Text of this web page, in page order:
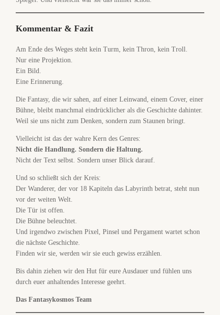
Kommentar & Fazit
Am Ende des Weges steht kein Turm, kein Thron, kein Troll.
Nur eine Projektion.
Ein Bild.
Eine Erinnerung.
Die Fantasy, die wir sahen, auf einer Leinwand, einem Cover, einer
Bühne, bleibt manchmal eindrücklicher als die Geschichte dahinter.
Weil sie uns nicht zum Denken, sondern zum Staunen bringt.
Vielleicht ist das der wahre Kern des Genres:
Nicht die Handlung. Sondern die Haltung.
Nicht der Text selbst. Sondern unser Blick darauf.
Und so schließt sich der Kreis:
Der Wanderer, der vor 18 Kapiteln das Labyrinth betrat, steht nun
vor der weiten Welt.
Die Tür ist offen.
Die Bühne beleuchtet.
Und irgendwo zwischen Pixel, Pinsel und Pergament wartet schon
die nächste Geschichte.
Finden wir sie, werden wir sie euch gewiss erzählen.
Bis dahin ziehen wir den Hut für eure Ausdauer und fühlen uns
durch euer anhaltendes Interesse geehrt.
Das Fantasykosmos Team